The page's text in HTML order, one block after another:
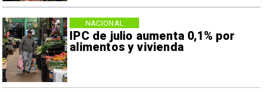
IPC de julio aumenta 0,1% por
alimentos y vivienda
NACIONAL